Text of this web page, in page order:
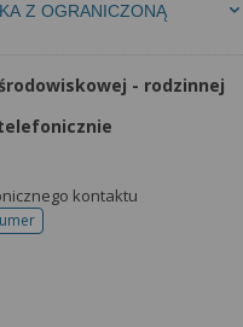
Z OGRANICZONĄ
- rodzinnej
kontaktu
do rejestracji